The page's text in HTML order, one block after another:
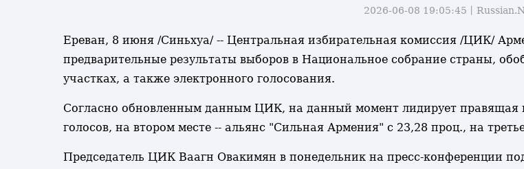
Фото
Спецрепортажи
Пояс и путь
2026-06-08 19:05:45丨
Ереван, 8 июня /Синьхуа/ -- Центральная избирательная комиссия /ЦИК/
предварительные результаты выборов в Национальное собрание страны,
участках, а также электронного голосования.
Согласно обновленным данным ЦИК, на данный момент лидирует правящая
голосов, на втором месте -- альянс "Сильная Армения" с 23,28 проц., на
Председатель ЦИК Ваагн Овакимян в понедельник на пресс-конференции